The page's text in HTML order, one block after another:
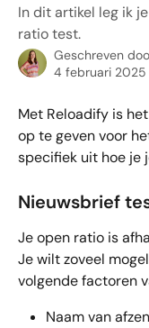
In dit artikel leg ik
ratio test.
Geschreven
4 februari 2025
Met Reloadify is
op te geven voor
specifiek uit hoe je
Nieuwsbrief
Je open ratio is
Je wilt zoveel
volgende factoren
Naam van